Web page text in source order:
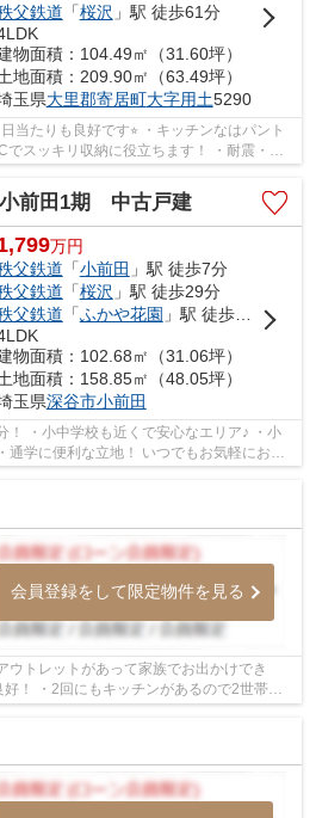
父鉄道 「桜沢 」駅 徒歩61分
物面積：104.49㎡（31.60坪）
地面積：209.90㎡（63.49坪）
玉県大里郡寄居町大字用土5290
当たりも良好です⭐︎ ・キッチンなはパント
でスッキリ収納に役立ちます！ ・耐震・制
前田1期 中古戸建
万円
父鉄道 「小前田 」駅 徒歩7分
父鉄道 「桜沢 」駅 徒歩29分
父鉄道 「ふかや花園 」駅 徒歩33分
物面積：102.68㎡（31.06坪）
地面積：158.85㎡（48.05坪）
玉県深谷市小前田
！ ・小中学校も近くで安心なエリア♪ ・小
立地！ いつでもお気軽にお声
が必要なお客様は...
会員登録をして限定物件を見る
ウトレットがあって家族でお出かけでき
！ ・2回にもキッチンがあるので2世帯に
る物件です！ いつでもお気軽にお声がけ...